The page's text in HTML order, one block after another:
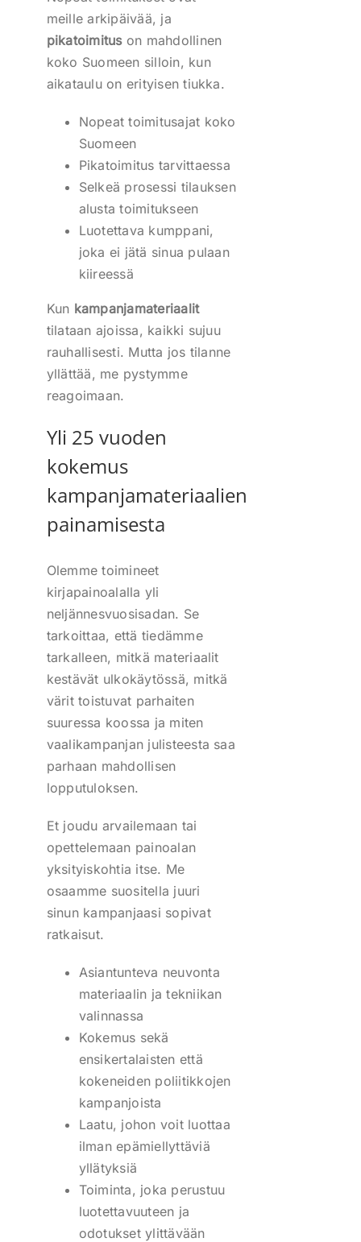
meille arkipäivää, ja
pikatoimituson mahdollinen
koko Suomeen silloin, kun
aikataulu on erityisen tiukka.
Nopeat toimitusajat koko
Suomeen
Pikatoimitus tarvittaessa
Selkeä prosessi tilauksen
alusta toimitukseen
Luotettava kumppani,
joka ei jätä sinua pulaan
kiireessä
Kun kampanjamateriaalit
tilataan ajoissa, kaikki sujuu
rauhallisesti. Mutta jos tilanne
yllättää, me pystymme
reagoimaan.
Yli 25 vuoden
kokemus
kampanjamateriaalien
painamisesta
Olemme toimineet
kirjapainoalalla yli
neljännesvuosisadan. Se
tarkoittaa, että tiedämme
tarkalleen, mitkä materiaalit
kestävät ulkokäytössä, mitkä
värit toistuvat parhaiten
suuressa koossa ja miten
vaalikampanjan julisteesta saa
parhaan mahdollisen
lopputuloksen.
Et joudu arvailemaan tai
opettelemaan painoalan
yksityiskohtia itse. Me
osaamme suositella juuri
sinun kampanjaasi sopivat
ratkaisut.
Asiantunteva neuvonta
materiaalin ja tekniikan
valinnassa
Kokemus sekä
ensikertalaisten että
kokeneiden poliitikkojen
kampanjoista
Laatu, johon voit luottaa
ilman epämiellyttäviä
yllätyksiä
Toiminta, joka perustuu
luotettavuuteen ja
odotukset ylittävään